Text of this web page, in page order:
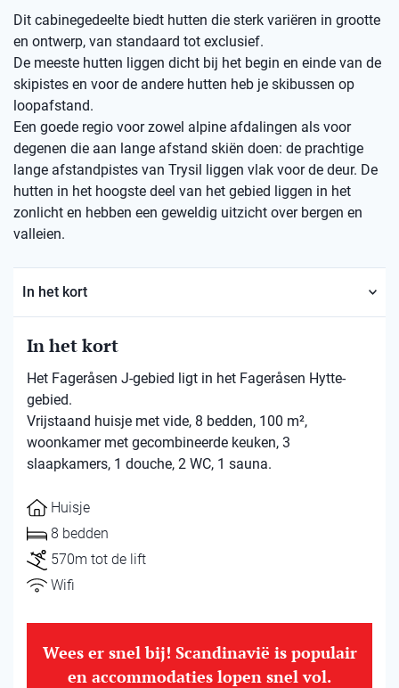
Dit cabinegedeelte biedt hutten die sterk variëren in grootte
en ontwerp, van standaard tot exclusief.
De meeste hutten liggen dicht bij het begin en einde van de
skipistes en voor de andere hutten heb je skibussen op
loopafstand.
Een goede regio voor zowel alpine afdalingen als voor
degenen die aan lange afstand skiën doen: de prachtige
lange afstandpistes van Trysil liggen vlak voor de deur. De
hutten in het hoogste deel van het gebied liggen in het
zonlicht en hebben een geweldig uitzicht over bergen en
valleien.
In het kort
In het kort
Het Fageråsen J-gebied ligt in het Fageråsen Hytte-
gebied.
Vrijstaand huisje met vide, 8 bedden, 100 m²,
woonkamer met gecombineerde keuken, 3
slaapkamers, 1 douche, 2 WC, 1 sauna.
Huisje
8 bedden
570m tot de lift
Wifi
Wees er snel bij! Scandinavië is populair
en accommodaties lopen snel vol.